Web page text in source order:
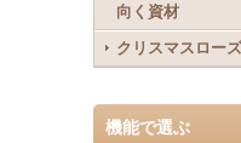
向く資材
クリスマスロー
機能で選ぶ